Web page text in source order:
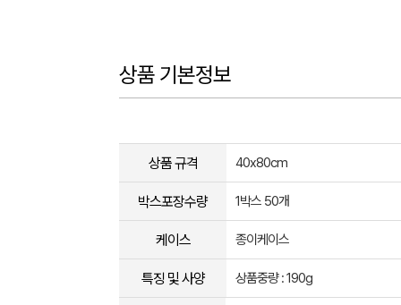
상품 기본정보
상품 규격 40x80cm
박스포장수량 1박스 50개
케이스 종이케이스
특징 및 사양 상품중량 : 190g